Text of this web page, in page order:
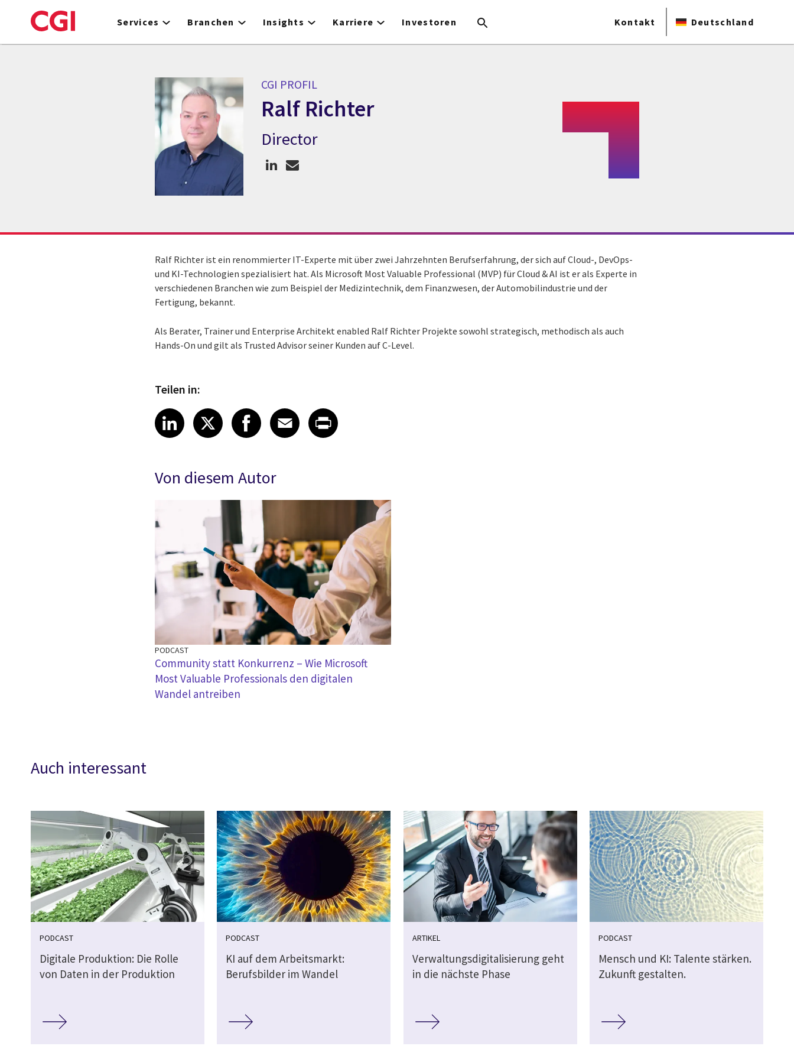
to
Services Branchen Insights Karriere Investoren Kontakt Deutschland
CGI PROFIL
Ralf Richter
CGI Profil Ralf Richter
Director
Ralf Richter ist ein renommierter IT-Experte mit über zwei Jahrzehnten Berufserfahrung, der sich auf Cloud-, DevOps-
und KI-Technologien spezialisiert hat. Als Microsoft Most Valuable Professional (MVP) für Cloud & AI ist er als Experte in
verschiedenen Branchen wie zum Beispiel der Medizintechnik, dem Finanzwesen, der Automobilindustrie und der
Fertigung, bekannt.
Als Berater, Trainer und Enterprise Architekt enabled Ralf Richter Projekte sowohl strategisch, methodisch als auch
Hands-On und gilt als Trusted Advisor seiner Kunden auf C-Level.
Teilen in:
Share article on LinkedIn
LinkedIn
Share article on X
XShare article on Facebook
Facebook
Share article on Email
Email
Share article on Print
Von diesem Autor
PODCAST
Community statt Konkurrenz – Wie Microsoft
Most Valuable Professionals den digitalen
Wandel antreiben
Auch interessant
PODCAST
Digitale Produktion: Die Rolle
von Daten in der Produktion
PODCAST
KI auf dem Arbeitsmarkt:
Berufsbilder im Wandel
ARTIKEL
Verwaltungsdigitalisierung geht
in die nächste Phase
PODCAST
Mensch und KI: Talente stärken.
Zukunft gestalten.